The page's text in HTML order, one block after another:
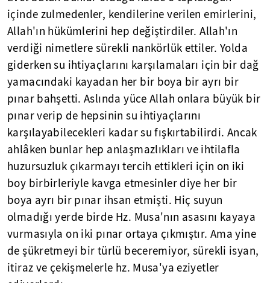
içinde zulmedenler, kendilerine verilen emirlerini,
Allah'ın hükümlerini hep değiştirdiler. Allah'ın
verdiği nimetlere sürekli nankörlük ettiler. Yolda
giderken su ihtiyaçlarını karşılamaları için bir dağ
yamacındaki kayadan her bir boya bir ayrı bir
pınar bahşetti. Aslında yüce Allah onlara büyük bir
pınar verip de hepsinin su ihtiyaçlarını
karşılayabilecekleri kadar su fışkırtabilirdi. Ancak
ahlâken bunlar hep anlaşmazlıkları ve ihtilafla
huzursuzluk çıkarmayı tercih ettikleri için on iki
boy birbirleriyle kavga etmesinler diye her bir
boya ayrı bir pınar ihsan etmişti. Hiç suyun
olmadığı yerde birde Hz. Musa'nın asasını kayaya
vurmasıyla on iki pınar ortaya çıkmıştır. Ama yine
de şükretmeyi bir türlü beceremiyor, sürekli isyan,
itiraz ve çekişmelerle hz. Musa'ya eziyetler